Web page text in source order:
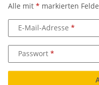
Alle mit * markierten
E-Mail-Adresse
Passwort